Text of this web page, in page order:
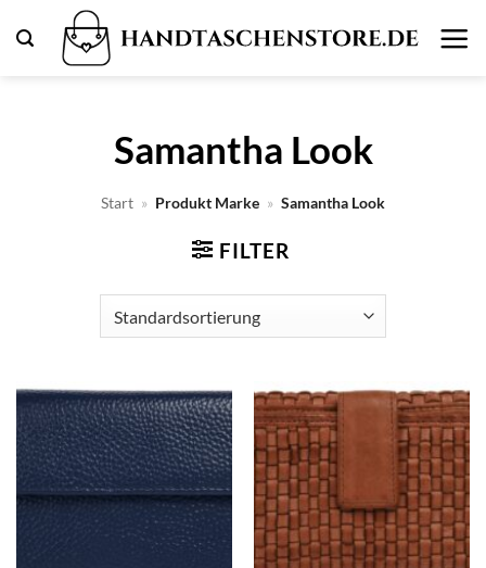
Inhalt
Samantha Look
Start » Produkt Marke » Samantha Look
FILTER